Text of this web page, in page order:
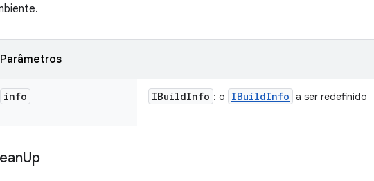
Parâmetros
info IBuildInfo : o IBuildInfo a ser redefinido
Up